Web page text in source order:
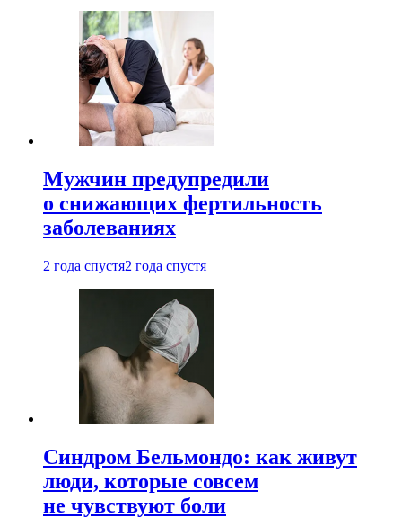
Мужчин предупредили
о снижающих фертильность
заболеваниях
2 года спустя2 года спустя
Синдром Бельмондо: как живут
люди, которые совсем
не чувствуют боли